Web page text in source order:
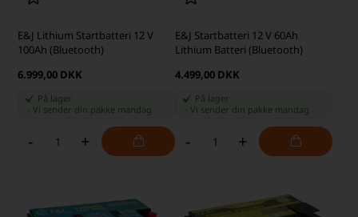
E&J Lithium Startbatteri 12 V
100Ah (Bluetooth)
6.999,00 DKK
På lager
-Vi sender din pakke mandag
- +
E&J Startbatteri 12 V 60Ah
Lithium Batteri (Bluetooth)
4.499,00 DKK
På lager
Vi sender din pakke mandag
- +